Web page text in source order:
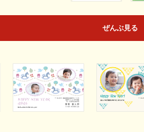
ぜんぶ見る